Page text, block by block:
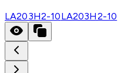
LA203H2-10LA203H2-10